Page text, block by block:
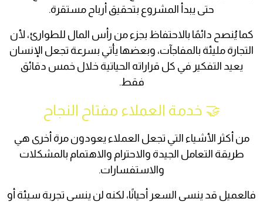
حتى يبدأ المشروع بتحقيق أرباح مستقرة.
كما يُنصح دائمًا بالاحتفاظ بجزء من رأس المال للطوارئ، لأن
التجارة مليئة بالمفاجآت، وبعضها يأتي بسرعة تجعل الإنسان
يعيد التفكير في كل قراراته الحياتية خلال خمس دقائق
فقط.
🤝 خدمة العملاء مفتاح النجاح
من أكثر الأشياء التي تجعل العملاء يعودون مرة أخرى هي
طريقة التعامل الجيدة والاحترام والاهتمام بالمشكلات
والاستفسارات.
فالعميل قد ينسى السعر أحيانًا، لكنه لن ينسى تجربة سيئة أو